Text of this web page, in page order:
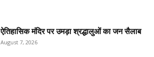
ऐतिहासिक मंदिर पर उमड़ा श्रद्धालुओं का जन सैलाब
August 7, 2026